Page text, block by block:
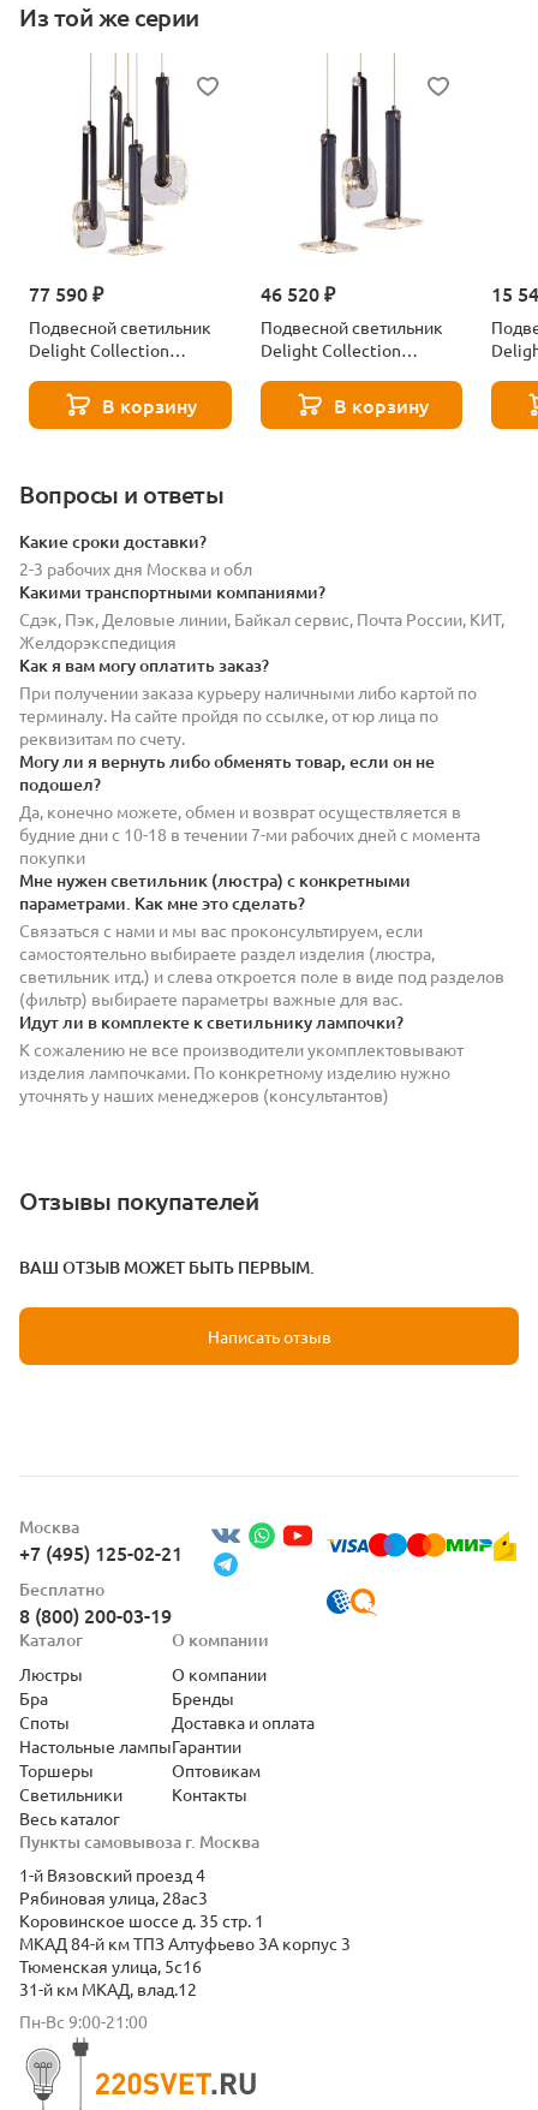
Из той же серии
77 590 ₽
Подвесной светильник
Delight Collection
В корзину
46 520 ₽
Подвесной светильник
Delight Collection
В корзину
15
Вопросы и ответы
Какие сроки доставки?
2-3 рабочих дня Москва и обл
Какими транспортными компаниями?
Сдэк, Пэк, Деловые линии, Байкал сервис, Почта России, КИТ,
Желдорэкспедиция
Как я вам могу оплатить заказ?
При получении заказа курьеру наличными либо картой по
терминалу. На сайте пройдя по ссылке, от юр лица по
реквизитам по счету.
Могу ли я вернуть либо обменять товар, если он не
подошел?
Да, конечно можете, обмен и возврат осуществляется в
будние дни с 10-18 в течении 7-ми рабочих дней с момента
покупки
Мне нужен светильник (люстра) с конкретными
параметрами. Как мне это сделать?
Связаться с нами и мы вас проконсультируем, если
самостоятельно выбираете раздел изделия (люстра,
светильник итд.) и слева откроется поле в виде под разделов
(фильтр) выбираете параметры важные для вас.
Идут ли в комплекте к светильнику лампочки?
К сожалению не все производители укомплектовывают
изделия лампочками. По конкретному изделию нужно
уточнять у наших менеджеров (консультантов)
Отзывы покупателей
ВАШ ОТЗЫВ МОЖЕТ БЫТЬ ПЕРВЫМ.
Написать отзыв
Москва
+7 (495) 125-02-21
Бесплатно
8 (800) 200-03-19
Пункты самовывоза г. Москва
1-й Вязовский проезд 4
Рябиновая улица, 28ас3
Коровинское шоссе д. 35 стр. 1
МКАД 84-й км ТПЗ Алтуфьево 3А корпус 3
Тюменская улица, 5с16
31-й км МКАД, влад.12
Пн-Вс 9:00-21:00
Каталог
Люстры
Бра
Споты
Настольные лампы
Торшеры
Светильники
Весь каталог
О компании
О компании
Бренды
Доставка и оплата
Гарантии
Оптовикам
Контакты